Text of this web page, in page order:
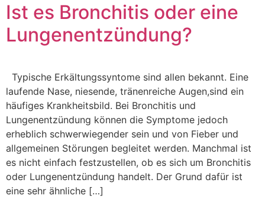
Ist es Bronchitis oder eine
Lungenentzündung?
Typische Erkältungssyntome sind allen bekannt. Eine
laufende Nase, niesende, tränenreiche Augen,sind ein
häufiges Krankheitsbild. Bei Bronchitis und
Lungenentzündung können die Symptome jedoch
erheblich schwerwiegender sein und von Fieber und
allgemeinen Störungen begleitet werden. Manchmal ist
es nicht einfach festzustellen, ob es sich um Bronchitis
oder Lungenentzündung handelt. Der Grund dafür ist
eine sehr ähnliche […]